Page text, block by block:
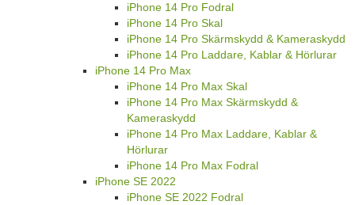
iPhone 14 Pro Fodral
iPhone 14 Pro Skal
iPhone 14 Pro Skärmskydd & Kameraskydd
iPhone 14 Pro Laddare, Kablar & Hörlurar
iPhone 14 Pro Max
iPhone 14 Pro Max Skal
iPhone 14 Pro Max Skärmskydd &
Kameraskydd
iPhone 14 Pro Max Laddare, Kablar &
Hörlurar
iPhone 14 Pro Max Fodral
iPhone SE 2022
iPhone SE 2022 Fodral